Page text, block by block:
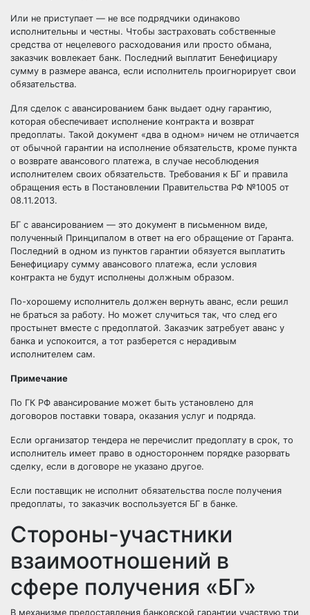
Или не приступает — не все подрядчики одинаково
исполнительны и честны. Чтобы застраховать собственные
средства от нецелевого расходования или просто обмана,
заказчик вовлекает банк. Последний выплатит Бенефициару
сумму в размере аванса, если исполнитель проигнорирует свои
обязательства.
Для сделок с авансированием банк выдает одну гарантию,
которая обеспечивает исполнение контракта и возврат
предоплаты. Такой документ «два в одном» ничем не отличается
от обычной гарантии на исполнение обязательств, кроме пункта
о возврате авансового платежа, в случае несоблюдения
исполнителем своих обязательств. Требования к БГ и правила
обращения есть в Постановлении Правительства РФ №1005 от
08.11.2013.
БГ с авансированием — это документ в письменном виде,
полученный Принципалом в ответ на его обращение от Гаранта.
Последний в одном из пунктов гарантии обязуется выплатить
Бенефициару сумму авансового платежа, если условия
контракта не будут исполнены должным образом.
По-хорошему исполнитель должен вернуть аванс, если решил
не браться за работу. Но может случиться так, что след его
простынет вместе с предоплатой. Заказчик затребует аванс у
банка и успокоится, а тот разберется с нерадивым
исполнителем сам.
Примечание
По ГК РФ авансирование может быть установлено для
договоров поставки товара, оказания услуг и подряда.
Если организатор тендера не перечислит предоплату в срок, то
исполнитель имеет право в одностороннем порядке разорвать
сделку, если в договоре не указано другое.
Если поставщик не исполнит обязательства после получения
предоплаты, то заказчик воспользуется БГ в банке.
Стороны-участники
взаимоотношений в
сфере получения «БГ»
В механизме предоставления банковской гарантии участвую три